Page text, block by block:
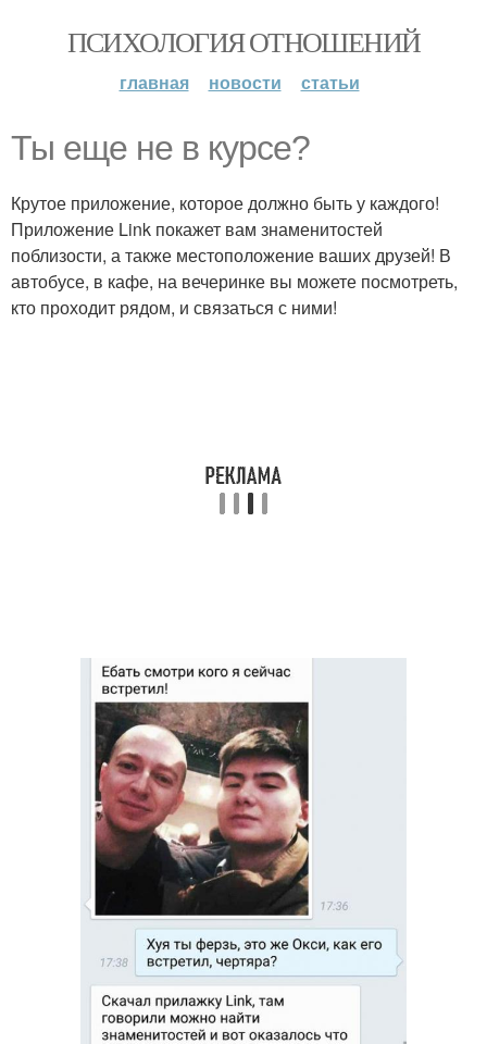
ПСИХОЛОГИЯ ОТНОШЕНИЙ
главная новости статьи
Ты еще не в курсе?
Крутое приложение, которое должно быть у каждого!
Приложение Link покажет вам знаменитостей
поблизости, а также местоположение ваших друзей! В
автобусе, в кафе, на вечеринке вы можете посмотреть,
кто проходит рядом, и связаться с ними!